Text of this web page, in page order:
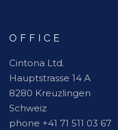
OFFICE
Cintona Ltd.
Hauptstrasse 14 A
8280 Kreuzlingen
Schweiz
phone +41 71 511 03 67